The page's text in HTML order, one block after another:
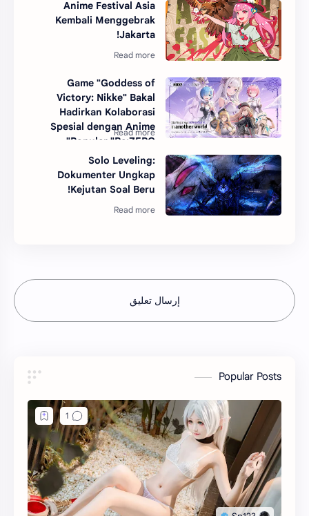
Anime Festival Asia
Kembali Menggebrak
Jakarta!
Game "Goddess of
Victory: Nikke" Bakal
Hadirkan Kolaborasi
Spesial dengan Anime
Populer "Re:ZERO"
Solo Leveling:
Dokumenter Ungkap
Kejutan Soal Beru!
إرسال تعليق
Popular Posts